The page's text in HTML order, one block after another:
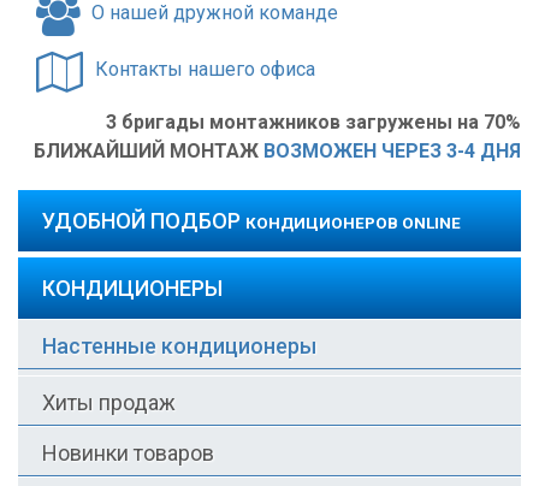
О нашей дружной команде
Контакты нашего офиса
3 бригады монтажников загружены на 70%
БЛИЖАЙШИЙ МОНТАЖ ВОЗМОЖЕН ЧЕРЕЗ 3-4 ДНЯ
УДОБНОЙ ПОДБОР КОНДИЦИОНЕРОВ ONLINE
КОНДИЦИОНЕРЫ
Настенные кондиционеры
Хиты продаж
Новинки товаров